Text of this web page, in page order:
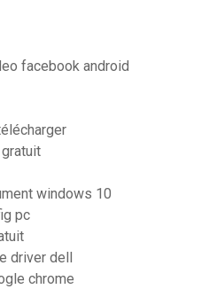
facebook android
windows 10
pc
driver dell
chrome